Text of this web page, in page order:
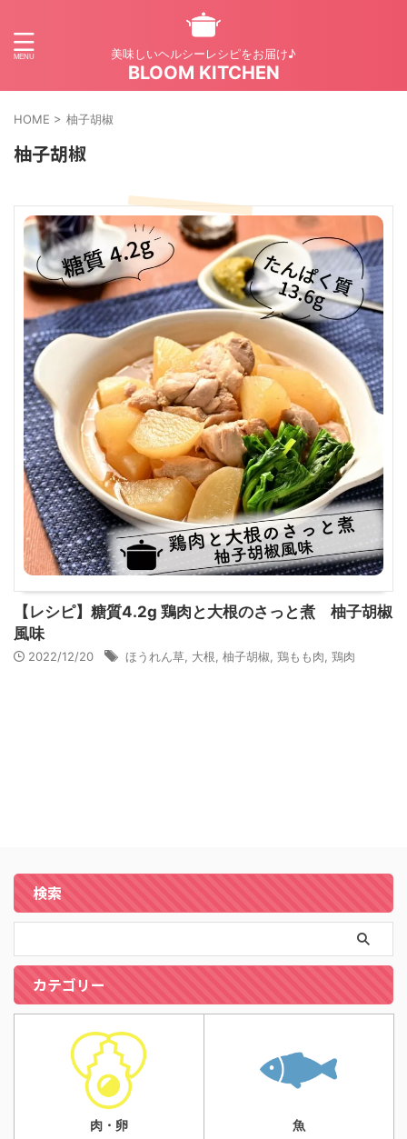
美味しいヘルシーレシピをお届け♪
BLOOM KITCHEN
HOME > 柚子胡椒
柚子胡椒
【レシピ】糖質4.2g 鶏肉と大根のさっと煮 柚子胡椒
風味
2022/12/20 ほうれん草 大根 柚子胡椒 鶏もも肉 鶏肉
検索
カテゴリー
肉・卵 魚